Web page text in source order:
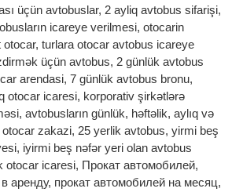
üçün avtobuslar, 2 ayliq avtobus sifarişi,
icareye verilmesi, otocarin
turlara otocar avtobus icareye
üçün avtobus, 2 günlük avtobus
arendasi, 7 günlük avtobus bronu,
otocar icaresi, korporativ şirkətlərə
avtobusların günlük, həftəlik, aylıq və
zakazi, 25 yerlik avtobus, yirmi beş
iyirmi beş nəfər yeri olan avtobus
otocar icaresi, Прокат автомобилей,
аренду, прокат автомобилей на месяц,